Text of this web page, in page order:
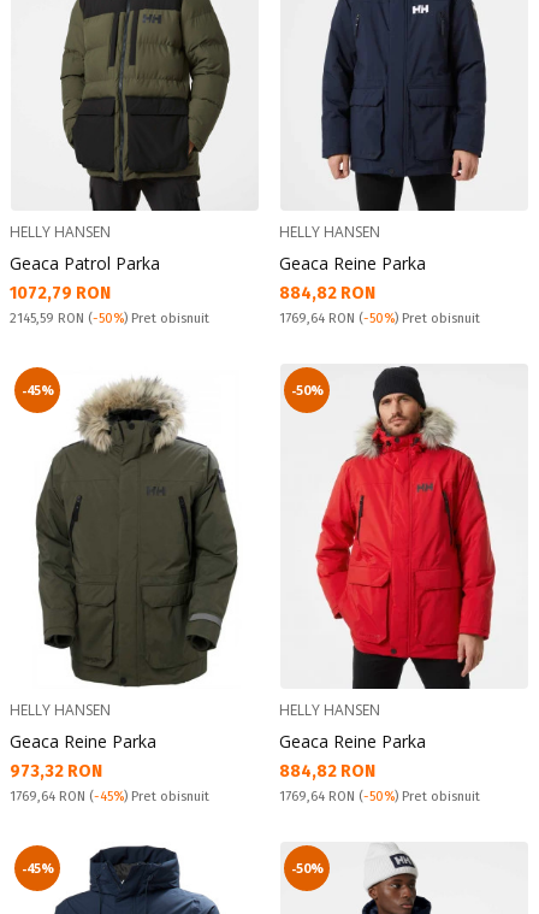
HELLY HANSEN
Geaca Patrol Parka
Текуща цена:
1072,79 RON
Pret obisnuit:
2145,59 RON (-50%) Pret obisnuit
HELLY HANSEN
Geaca Reine Parka
Текуща цена:
884,82 RON
Pret obisnuit:
1769,64 RON (-50%) Pret obisnuit
-45%
HELLY HANSEN
Geaca Reine Parka
Текуща цена:
973,32 RON
Pret obisnuit:
1769,64 RON (-45%) Pret obisnuit
-50%
HELLY HANSEN
Geaca Reine Parka
Текуща цена:
884,82 RON
Pret obisnuit:
1769,64 RON (-50%) Pret obisnuit
-45% -50%